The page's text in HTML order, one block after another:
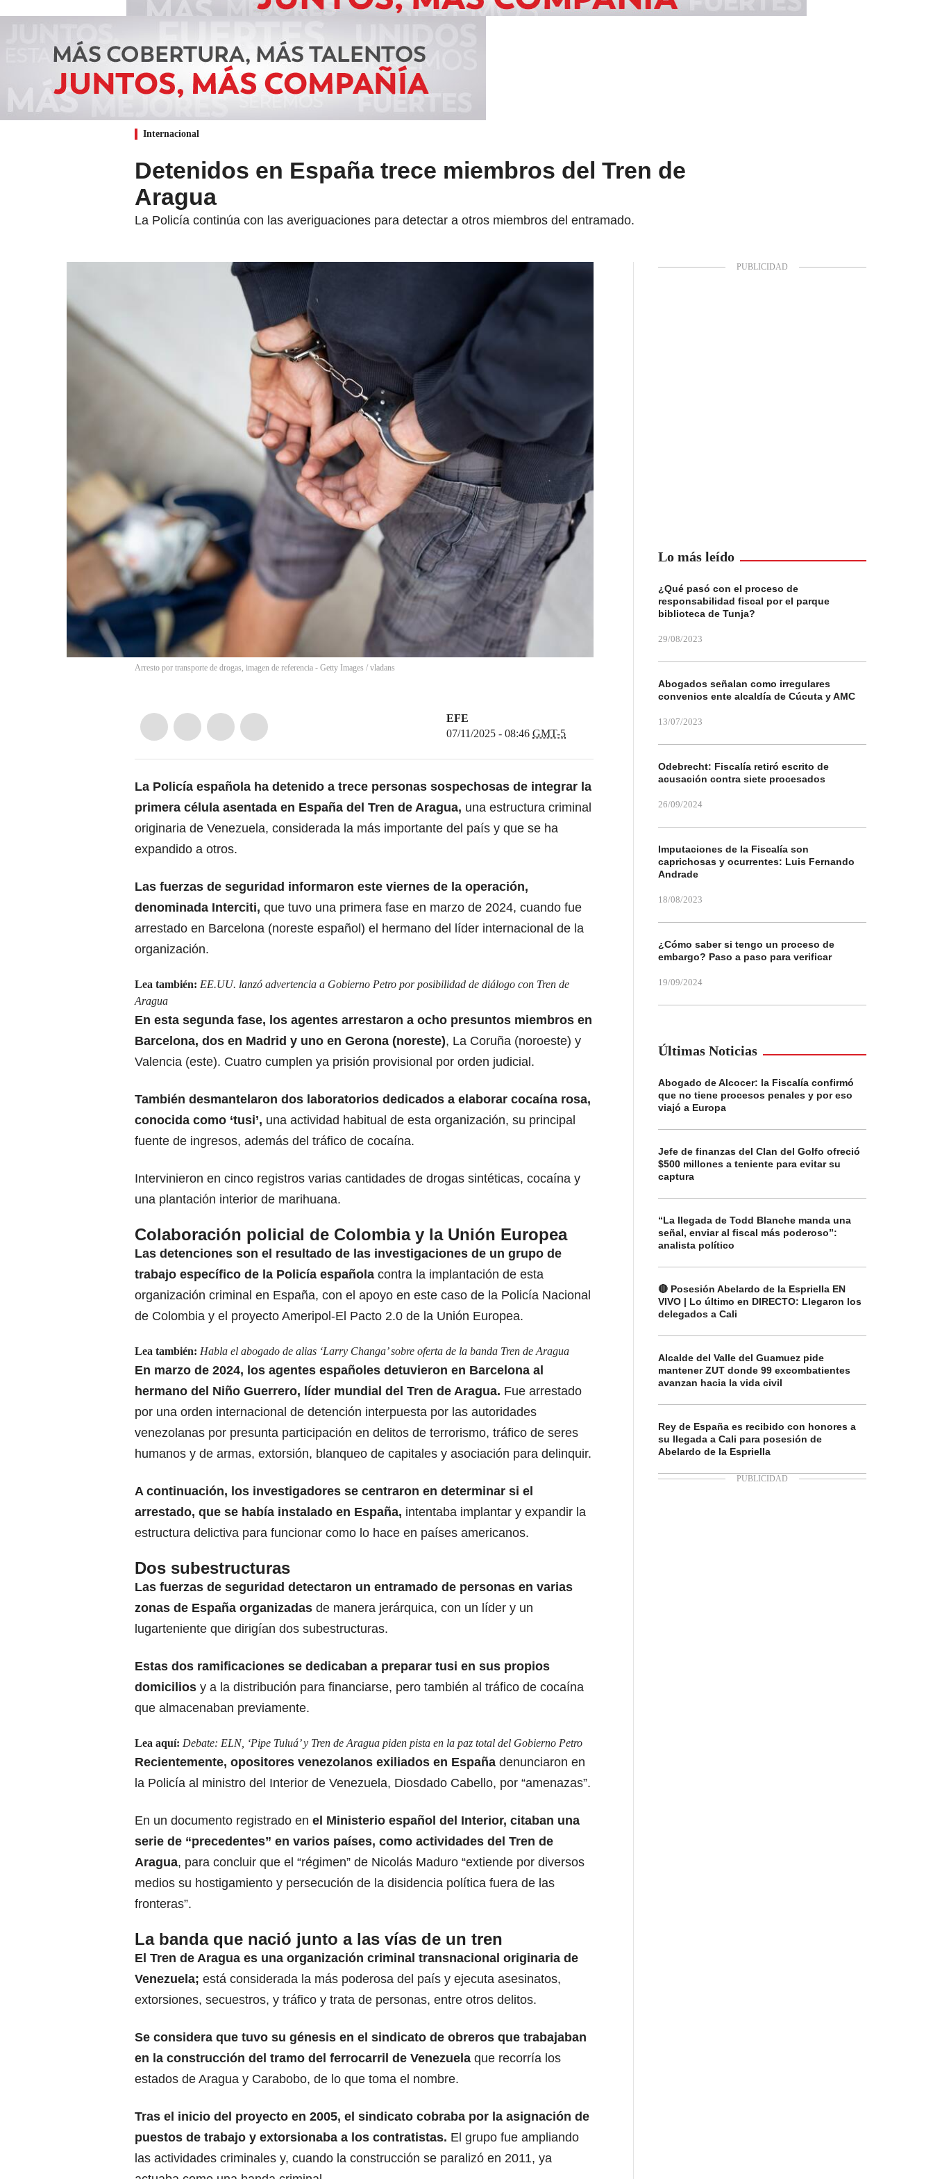
Internacional
Detenidos en España trece miembros del Tren de
Aragua
La Policía continúa con las averiguaciones para detectar a otros miembros del entramado.
Arresto por transporte de drogas, imagen de referencia - Getty Images / vladans
EFE
07/11/2025 - 08:46 GMT-5
La Policía española ha detenido a trece personas sospechosas de integrar la
primera célula asentada en España del Tren de Aragua, una estructura criminal
originaria de Venezuela, considerada la más importante del país y que se ha
expandido a otros.
Las fuerzas de seguridad informaron este viernes de la operación,
denominada Interciti, que tuvo una primera fase en marzo de 2024, cuando fue
arrestado en Barcelona (noreste español) el hermano del líder internacional de la
organización.
Lea también: EE.UU. lanzó advertencia a Gobierno Petro por posibilidad de diálogo con Tren de
Aragua
En esta segunda fase, los agentes arrestaron a ocho presuntos miembros en
Barcelona, dos en Madrid y uno en Gerona (noreste), La Coruña (noroeste) y
Valencia (este). Cuatro cumplen ya prisión provisional por orden judicial.
También desmantelaron dos laboratorios dedicados a elaborar cocaína rosa,
conocida como ‘tusi’, una actividad habitual de esta organización, su principal
fuente de ingresos, además del tráfico de cocaína.
Intervinieron en cinco registros varias cantidades de drogas sintéticas, cocaína y
una plantación interior de marihuana.
Colaboración policial de Colombia y la Unión Europea
Las detenciones son el resultado de las investigaciones de un grupo de
trabajo específico de la Policía española contra la implantación de esta
organización criminal en España, con el apoyo en este caso de la Policía Nacional
de Colombia y el proyecto Ameripol-El Pacto 2.0 de la Unión Europea.
Lea también: Habla el abogado de alias ‘Larry Changa’ sobre oferta de la banda Tren de Aragua
En marzo de 2024, los agentes españoles detuvieron en Barcelona al
hermano del Niño Guerrero, líder mundial del Tren de Aragua. Fue arrestado
por una orden internacional de detención interpuesta por las autoridades
venezolanas por presunta participación en delitos de terrorismo, tráfico de seres
humanos y de armas, extorsión, blanqueo de capitales y asociación para delinquir.
A continuación, los investigadores se centraron en determinar si el
arrestado, que se había instalado en España, intentaba implantar y expandir la
estructura delictiva para funcionar como lo hace en países americanos.
Dos subestructuras
Las fuerzas de seguridad detectaron un entramado de personas en varias
zonas de España organizadas de manera jerárquica, con un líder y un
lugarteniente que dirigían dos subestructuras.
Estas dos ramificaciones se dedicaban a preparar tusi en sus propios
domicilios y a la distribución para financiarse, pero también al tráfico de cocaína
que almacenaban previamente.
Lea aquí: Debate: ELN, ‘Pipe Tuluá’ y Tren de Aragua piden pista en la paz total del Gobierno Petro
Recientemente, opositores venezolanos exiliados en España denunciaron en
la Policía al ministro del Interior de Venezuela, Diosdado Cabello, por “amenazas”.
En un documento registrado en el Ministerio español del Interior, citaban una
serie de “precedentes” en varios países, como actividades del Tren de
Aragua, para concluir que el “régimen” de Nicolás Maduro “extiende por diversos
medios su hostigamiento y persecución de la disidencia política fuera de las
fronteras”.
La banda que nació junto a las vías de un tren
El Tren de Aragua es una organización criminal transnacional originaria de
Venezuela; está considerada la más poderosa del país y ejecuta asesinatos,
extorsiones, secuestros, y tráfico y trata de personas, entre otros delitos.
Se considera que tuvo su génesis en el sindicato de obreros que trabajaban
en la construcción del tramo del ferrocarril de Venezuela que recorría los
estados de Aragua y Carabobo, de lo que toma el nombre.
Tras el inicio del proyecto en 2005, el sindicato cobraba por la asignación de
puestos de trabajo y extorsionaba a los contratistas. El grupo fue ampliando
las actividades criminales y, cuando la construcción se paralizó en 2011, ya
Lo más leído
¿Qué pasó con el proceso de
responsabilidad fiscal por el parque
biblioteca de Tunja?
29/08/2023
Abogados señalan como irregulares
convenios ente alcaldía de Cúcuta y AMC
13/07/2023
Odebrecht: Fiscalía retiró escrito de
acusación contra siete procesados
26/09/2024
Imputaciones de la Fiscalía son
caprichosas y ocurrentes: Luis Fernando
Andrade
18/08/2023
¿Cómo saber si tengo un proceso de
embargo? Paso a paso para verificar
19/09/2024
Últimas Noticias
Abogado de Alcocer: la Fiscalía confirmó
que no tiene procesos penales y por eso
viajó a Europa
Jefe de finanzas del Clan del Golfo ofreció
$500 millones a teniente para evitar su
captura
“La llegada de Todd Blanche manda una
señal, enviar al fiscal más poderoso”:
analista político
🔴 Posesión Abelardo de la Espriella EN
VIVO | Lo último en DIRECTO: Llegaron los
delegados a Cali
Alcalde del Valle del Guamuez pide
mantener ZUT donde 99 excombatientes
avanzan hacia la vida civil
Rey de España es recibido con honores a
su llegada a Cali para posesión de
Abelardo de la Espriella